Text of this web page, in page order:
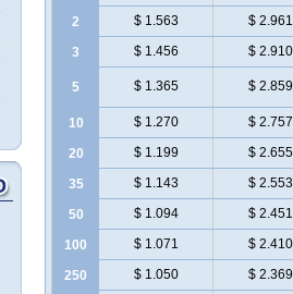
2 $ 1.563 $ 2.961
3 $ 1.456 $ 2.910
5 $ 1.365 $ 2.859
10 $ 1.270 $ 2.757
20 $ 1.199 $ 2.655
35 $ 1.143 $ 2.553
50 $ 1.094 $ 2.451
100 $ 1.071 $ 2.410
250 $ 1.050 $ 2.369